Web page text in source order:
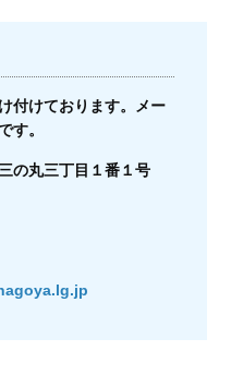
付けております。メー
す。
の丸三丁目１番１号